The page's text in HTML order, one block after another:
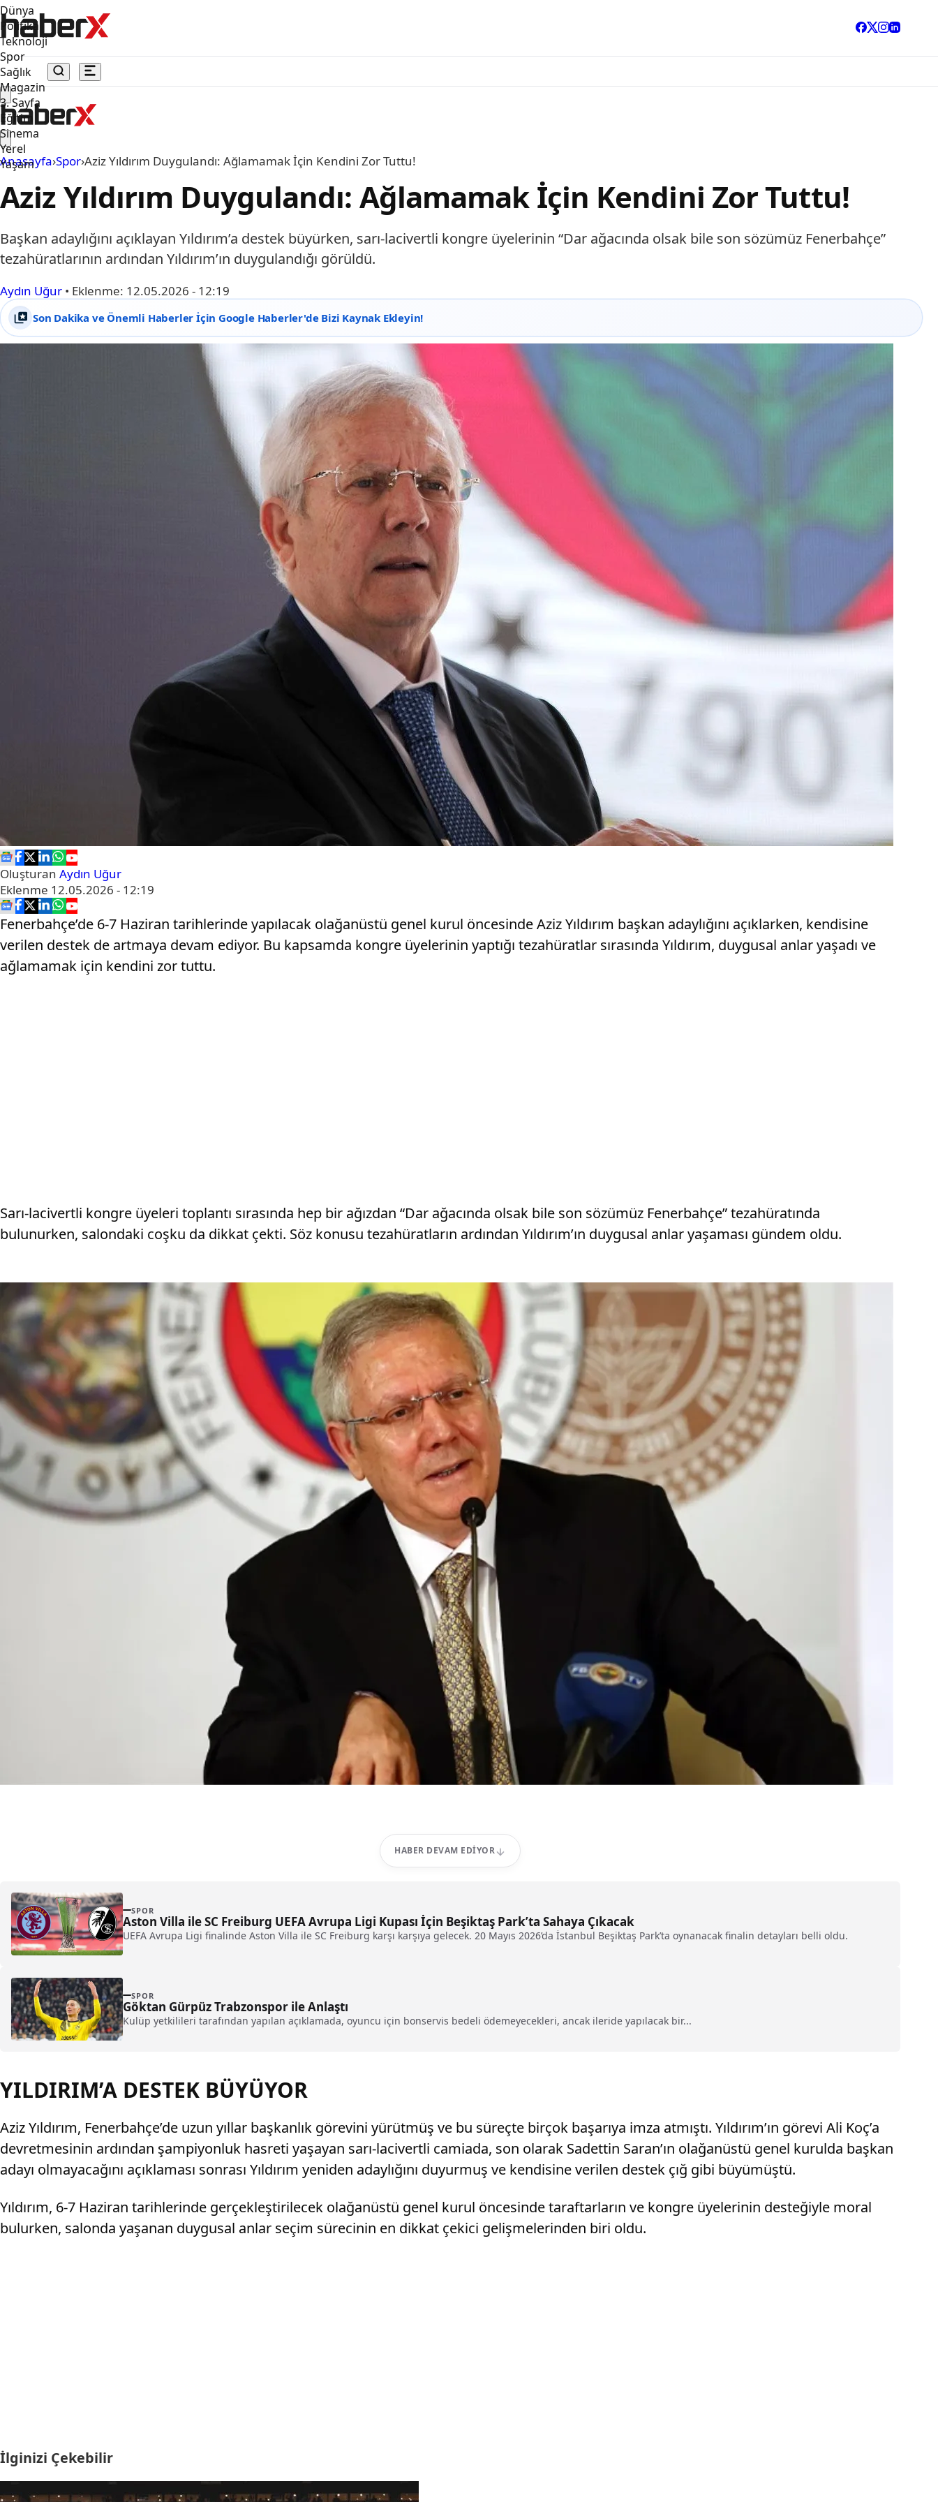
Dünya
Politika
Teknoloji
Spor
Sağlık
Magazin
3. Sayfa
Eğitim
Sinema
Yerel
Yaşam
Anasayfa›Spor›Aziz Yıldırım Duygulandı: Ağlamamak İçin Kendini Zor Tuttu!
Aziz Yıldırım Duygulandı: Ağlamamak İçin Kendini Zor Tuttu!
Başkan adaylığını açıklayan Yıldırım’a destek büyürken, sarı-lacivertli kongre üyelerinin “Dar ağacında olsak bile son sözümüz Fenerbahçe”
tezahüratlarının ardından Yıldırım’ın duygulandığı görüldü.
Aydın Uğur • Eklenme: 12.05.2026 - 12:19
Son Dakika ve Önemli Haberler İçin Google Haberler'de Bizi Kaynak Ekleyin!
Oluşturan Aydın Uğur
Eklenme 12.05.2026 - 12:19
Fenerbahçe’de 6-7 Haziran tarihlerinde yapılacak olağanüstü genel kurul öncesinde Aziz Yıldırım başkan adaylığını açıklarken, kendisine
verilen destek de artmaya devam ediyor. Bu kapsamda kongre üyelerinin yaptığı tezahüratlar sırasında Yıldırım, duygusal anlar yaşadı ve
ağlamamak için kendini zor tuttu.
Sarı-lacivertli kongre üyeleri toplantı sırasında hep bir ağızdan “Dar ağacında olsak bile son sözümüz Fenerbahçe” tezahüratında
bulunurken, salondaki coşku da dikkat çekti. Söz konusu tezahüratların ardından Yıldırım’ın duygusal anlar yaşaması gündem oldu.
HABER DEVAM EDIYOR
SPOR
Aston Villa ile SC Freiburg UEFA Avrupa Ligi Kupası İçin Beşiktaş Park’ta Sahaya Çıkacak
UEFA Avrupa Ligi finalinde Aston Villa ile SC Freiburg karşı karşıya gelecek. 20 Mayıs 2026’da İstanbul Beşiktaş Park’ta oynanacak finalin detayları belli oldu.
SPOR
Göktan Gürpüz Trabzonspor ile Anlaştı
Kulüp yetkilileri tarafından yapılan açıklamada, oyuncu için bonservis bedeli ödemeyecekleri, ancak ileride yapılacak bir...
YILDIRIM’A DESTEK BÜYÜYOR
Aziz Yıldırım, Fenerbahçe’de uzun yıllar başkanlık görevini yürütmüş ve bu süreçte birçok başarıya imza atmıştı. Yıldırım’ın görevi Ali Koç’a
devretmesinin ardından şampiyonluk hasreti yaşayan sarı-lacivertli camiada, son olarak Sadettin Saran’ın olağanüstü genel kurulda başkan
adayı olmayacağını açıklaması sonrası Yıldırım yeniden adaylığını duyurmuş ve kendisine verilen destek çığ gibi büyümüştü.
Yıldırım, 6-7 Haziran tarihlerinde gerçekleştirilecek olağanüstü genel kurul öncesinde taraftarların ve kongre üyelerinin desteğiyle moral
bulurken, salonda yaşanan duygusal anlar seçim sürecinin en dikkat çekici gelişmelerinden biri oldu.
İlginizi Çekebilir